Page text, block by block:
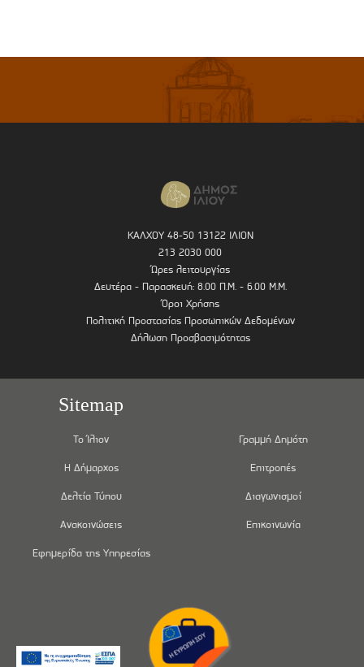
ΚΑΛΧΟΥ 48-50 13122 ΙΛΙΟΝ
213 2030 000
Ώρες λειτουργίας
Δευτέρα - Παρασκευή: 8.00 Π.Μ. - 6.00 Μ.Μ.
Όροι Χρήσης
Πολιτική Προστασίας Προσωπικών Δεδομένων
Δήλωση Προσβασιμότητας
Sitemap
Το Ίλιον
Η Δήμαρχος
Δελτία Τύπου
Ανακοινώσεις
Εφημερίδα της Υπηρεσίας
Γραμμή Δημότη
Επιτροπές
Διαγωνισμοί
Επικοινωνία